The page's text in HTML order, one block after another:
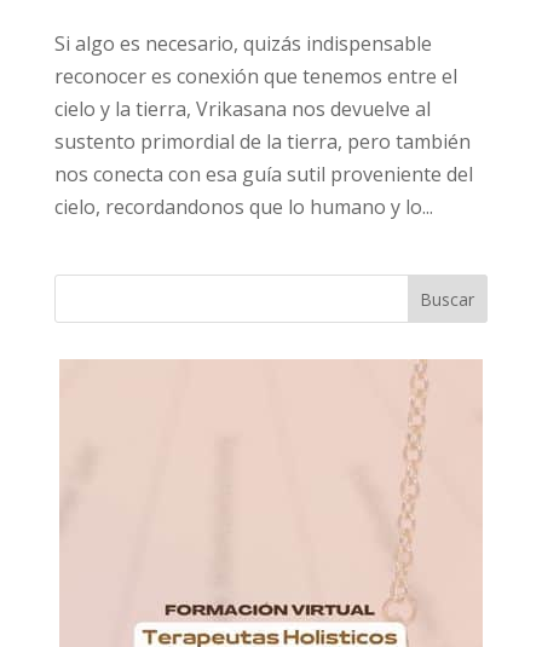
Si algo es necesario, quizás indispensable
reconocer es conexión que tenemos entre el
cielo y la tierra, Vrikasana nos devuelve al
sustento primordial de la tierra, pero también
nos conecta con esa guía sutil proveniente del
cielo, recordandonos que lo humano y lo...